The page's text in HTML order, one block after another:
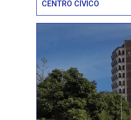
CENTRO CÍVICO